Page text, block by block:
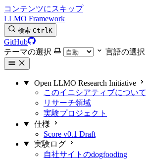
コンテンツにスキップ
LLMO Framework
検索 CtrlK
GitHub
テーマの選択
言語の選択
Open LLMO Research Initiative
このイニシアティブについて
リサーチ領域
実験プロジェクト
仕様
Score v0.1 Draft
実験ログ
自社サイトのdogfooding